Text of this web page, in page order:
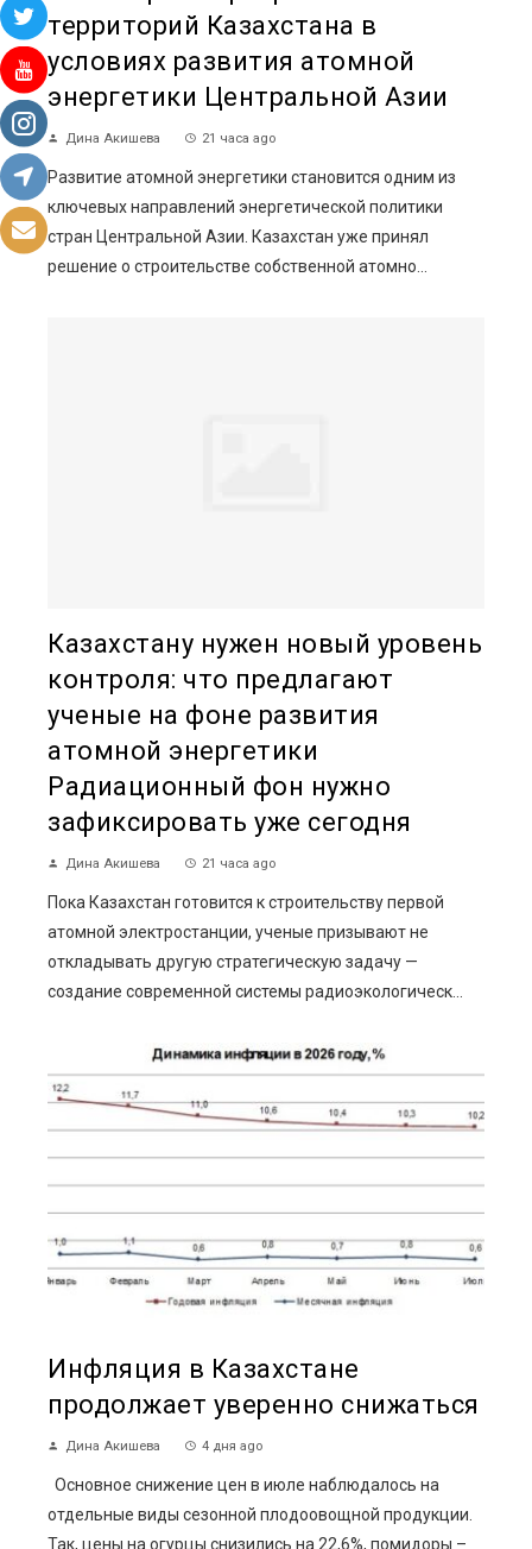
территорий Казахстана в
условиях развития атомной
энергетики Центральной Азии
Дина Акишева 21 часа ago
Развитие атомной энергетики становится одним из
ключевых направлений энергетической политики
стран Центральной Азии. Казахстан уже принял
решение о строительстве собственной атомно...
Казахстану нужен новый уровень
контроля: что предлагают
ученые на фоне развития
атомной энергетики
Радиационный фон нужно
зафиксировать уже сегодня
Дина Акишева 21 часа ago
Пока Казахстан готовится к строительству первой
атомной электростанции, ученые призывают не
откладывать другую стратегическую задачу —
создание современной системы радиоэкологическ...
Инфляция в Казахстане
продолжает уверенно снижаться
Дина Акишева 4 дня ago
Основное снижение цен в июле наблюдалось на
отдельные виды сезонной плодоовощной продукции.
Так, цены на огурцы снизились на 22,6%, помидоры –